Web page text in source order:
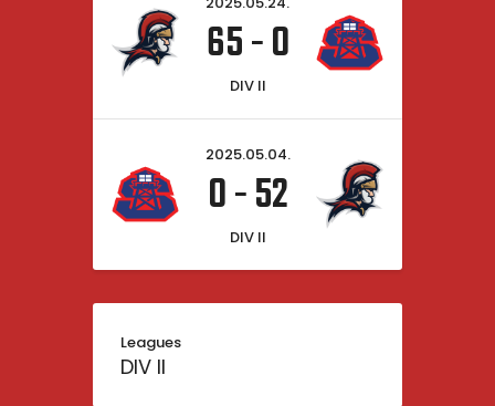
65-0
DIV II
2025.05.04.
0-52
DIV II
Leagues
DIV II